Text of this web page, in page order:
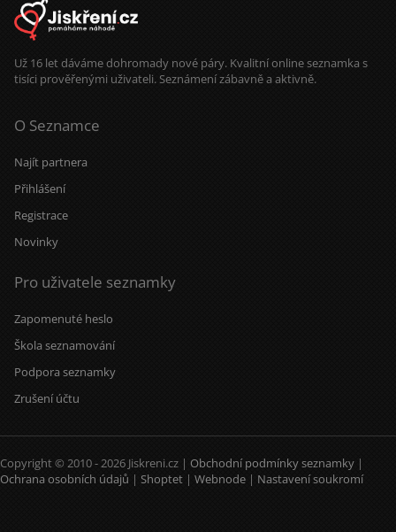
Už 16 let dáváme dohromady nové páry. Kvalitní online seznamka s
tisíci prověřenými uživateli. Seznámení zábavně a aktivně.
O Seznamce
Najít partnera
Přihlášení
Registrace
Novinky
Pro uživatele seznamky
Zapomenuté heslo
Škola seznamování
Podpora seznamky
Zrušení účtu
Copyright © 2010 - 2026 Jiskreni.cz | Obchodní podmínky seznamky |
Ochrana osobních údajů | Shoptet | Webnode | Nastavení soukromí